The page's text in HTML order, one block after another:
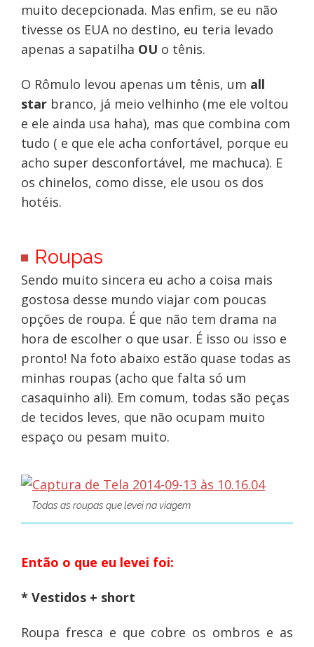
muito decepcionada. Mas enfim, se eu não
tivesse os EUA no destino, eu teria levado
apenas a sapatilha OU o tênis.
O Rômulo levou apenas um tênis, um all
starbranco, já meio velhinho (me ele voltou
e ele ainda usa haha), mas que combina com
tudo ( e que ele acha confortável, porque eu
acho super desconfortável, me machuca). E
os chinelos, como disse, ele usou os dos
hotéis.
Roupas
Sendo muito sincera eu acho a coisa mais
gostosa desse mundo viajar com poucas
opções de roupa. É que não tem drama na
hora de escolher o que usar. É isso ou isso e
pronto! Na foto abaixo estão quase todas as
minhas roupas (acho que falta só um
casaquinho ali). Em comum, todas são peças
de tecidos leves, que não ocupam muito
espaço ou pesam muito.
Todas as roupas que levei na viagem
Então o que eu levei foi:
* Vestidos + short
Roupa fresca e que cobre os ombros e as